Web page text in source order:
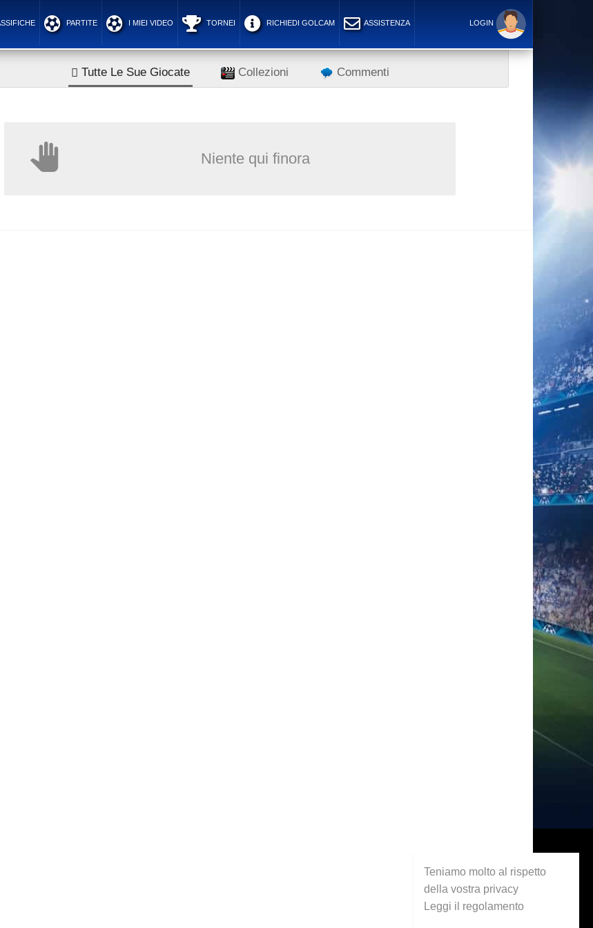
PARTITE I MIEI VIDEO TORNEI RICHIEDI GOLCAM ASSISTENZA LOGIN
Tutte Le Sue Giocate Collezioni Commenti
Niente qui finora
Teniamo molto al rispetto
della vostra privacy
Leggi il regolamento